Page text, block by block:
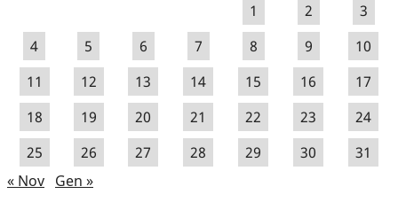
1
2
3
4
5 6 7 8 9
10
11
12 13 14 15 16
17
18
19 20 21 22 23
24
25
26 27 28 29 30
31
« Nov Gen »